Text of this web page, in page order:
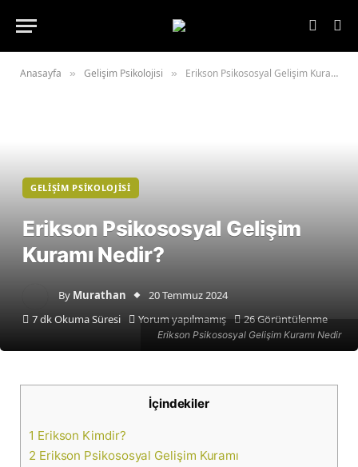
Anasayfa » Gelişim Psikolojisi » Erikson Psikososyal Gelişim Kuramı Nedir?
Erikson Psikososyal Gelişim Kuramı Nedir
GELIŞIM PSIKOLOJISI
Erikson Psikososyal Gelişim
Kuramı Nedir?
By Murathan
20 Temmuz 2024
7 dk Okuma Süresi
Yorum yapılmamış 26Görüntülenme
İçindekiler
1 Erikson Kimdir?
2 Erikson Psikososyal Gelişim Kuramı